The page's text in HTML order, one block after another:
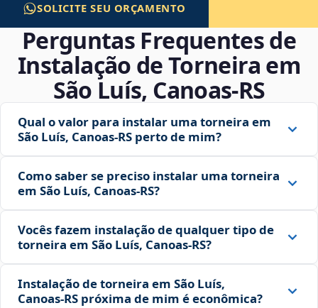
SOLICITE SEU ORÇAMENTO
Perguntas Frequentes de
Instalação de Torneira em
São Luís, Canoas‑RS
Qual o valor para instalar uma torneira em
São Luís, Canoas‑RS perto de mim?
Como saber se preciso instalar uma torneira
em São Luís, Canoas‑RS?
Vocês fazem instalação de qualquer tipo de
torneira em São Luís, Canoas‑RS?
Instalação de torneira em São Luís,
Canoas‑RS próxima de mim é econômica?